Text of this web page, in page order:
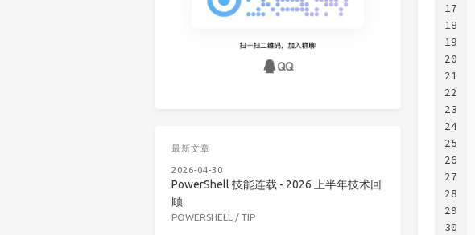
17
18
19
20
21
22
23
24
25
26
27
28
29
30
最新文章
2026-04-30
PowerShell 技能连载 - 2026 上半年技术回
顾
POWERSHELL / TIP